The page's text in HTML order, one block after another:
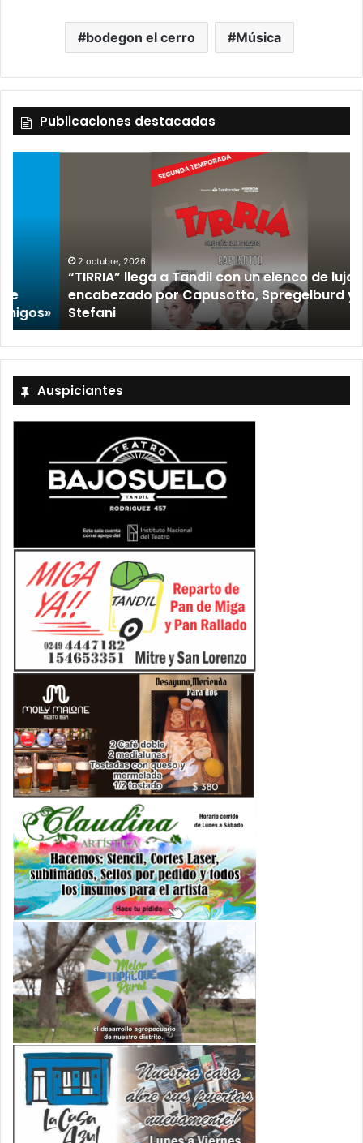
bodegon el cerro Música
Publicaciones destacadas
2 octubre, 2026
“TIRRIA” llega a Tandil con un elenco de lujo
encabezado por Capusotto, Spregelburd y
Stefani
Auspiciantes